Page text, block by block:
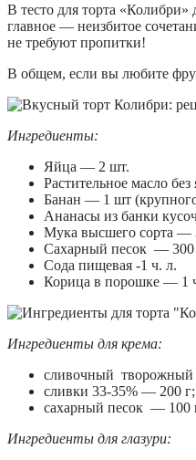
В тесто для торта
главное — неизбитое
не требуют пропитки!
В общем, если вы любите
Ингредиенты:
Яйца — 2 шт.
Растительное масло
Банан — 1 шт
Ананасы из банки
Мука высшего сорта —
Сахарный песок — 300
Сода пищевая -1 ч. л.
Корица в порошке — 1
Ингредиенты для крема:
сливочный творожный
сливки 33-35% — 200 г;
сахарный песок — 100
Ингредиенты для глазури: